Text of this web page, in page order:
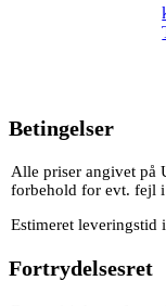
Betingelser
Alle priser angivet på
forbehold for evt. fejl i
Estimeret leveringstid
Fortrydelsesret